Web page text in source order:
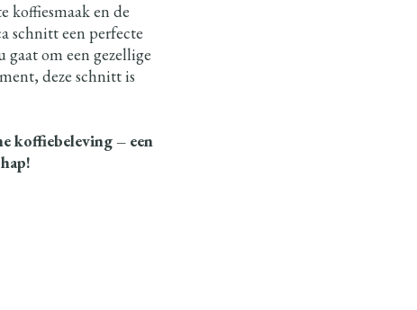
koffiesmaak en de
schnitt een perfecte
om een gezellige
deze schnitt is
koffiebeleving – een